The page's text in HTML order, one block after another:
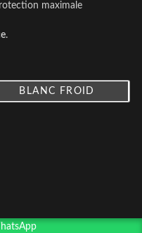
maximale
.
BLANC FROID